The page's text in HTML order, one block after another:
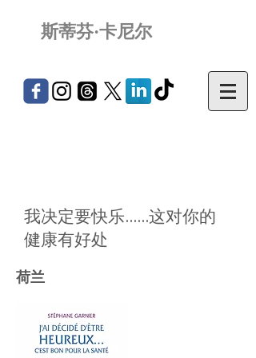
斯蒂芬·卡尼尔
我决定要快乐......这对你的
健康有好处
荷兰